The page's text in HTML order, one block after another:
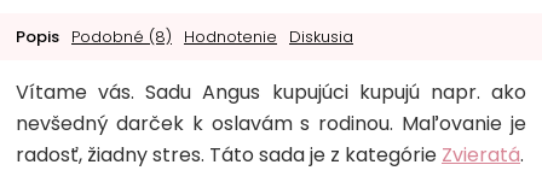
Popis Podobné (8) Hodnotenie Diskusia
Vítame vás. Sadu Angus kupujúci kupujú napr. ako
nevšedný darček k oslavám s rodinou. Maľovanie je
radosť, žiadny stres. Táto sada je z kategórie Zvieratá.